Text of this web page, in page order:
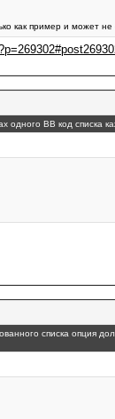
как пример и может
одного BB код списка
списка